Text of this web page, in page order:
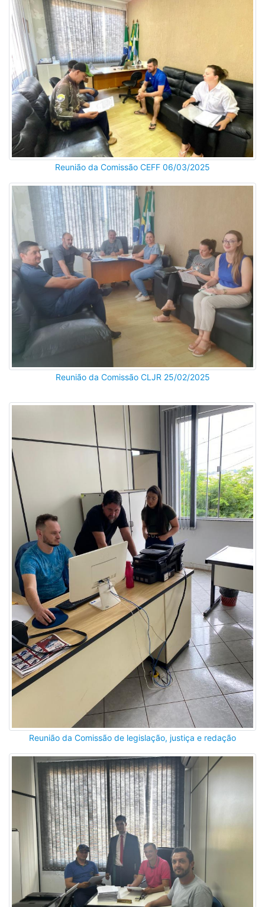
Reunião da Comissão CEFF 06/03/2025
Reunião da Comissão CLJR 25/02/2025
Reunião da Comissão de legislação, justiça e redação